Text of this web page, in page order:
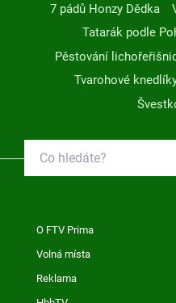
7 pádů Honzy Dědka
Tatarák podle
Pěstování
Tvarohové
O FTV Prima
Volná místa
Reklama